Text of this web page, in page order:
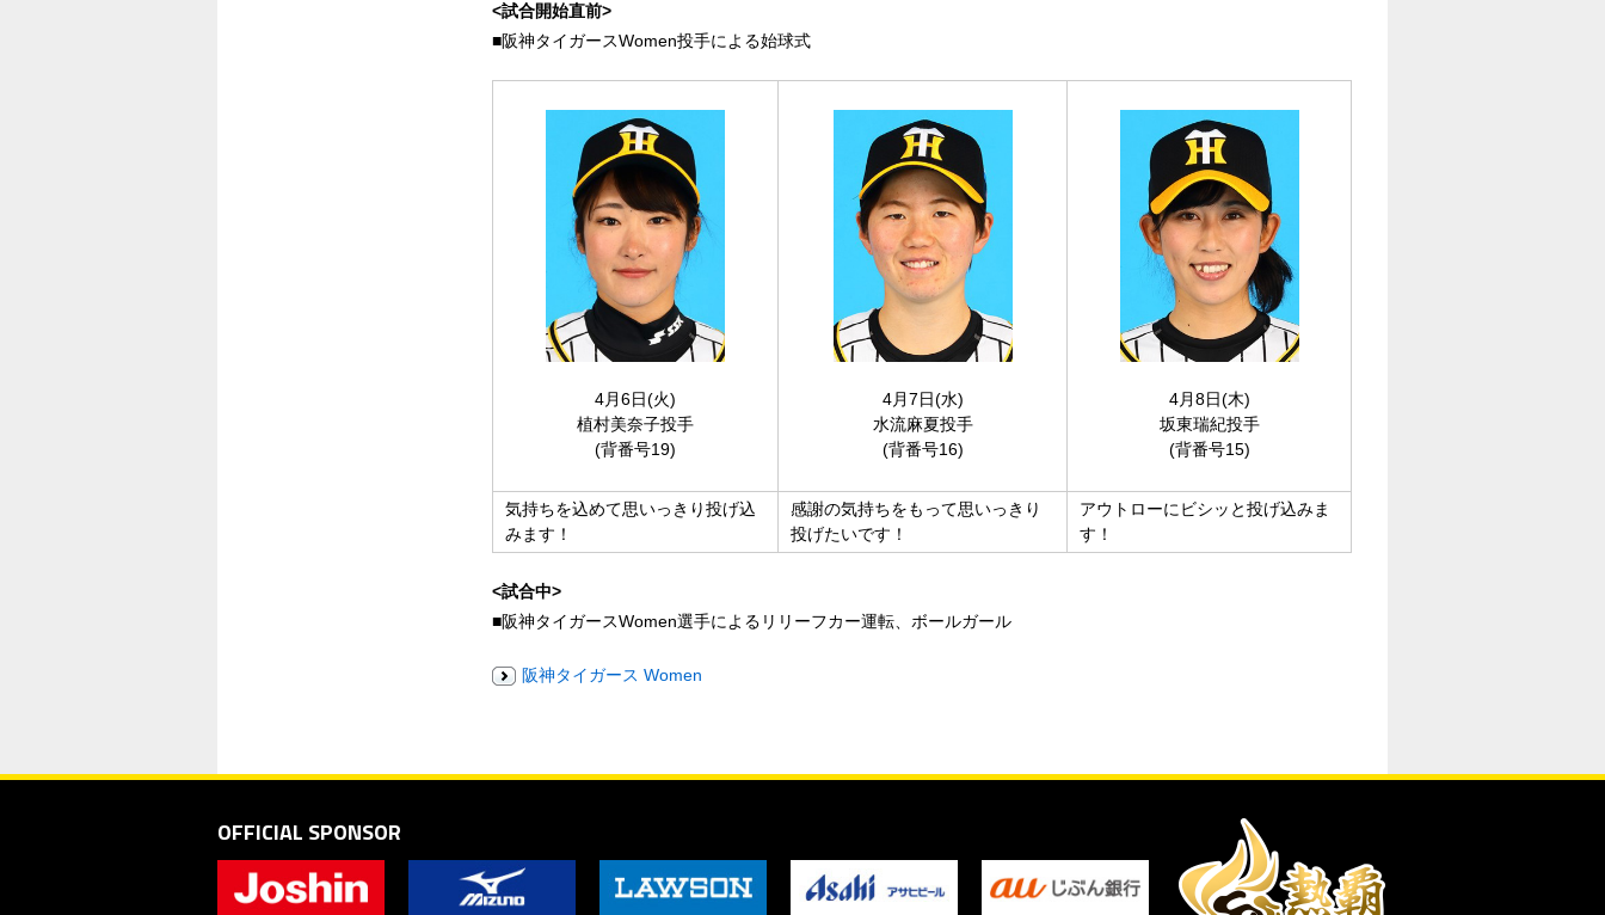
<試合開始直前>
■阪神タイガースWomen投手による始球式
4月6日(火)
植村美奈子投手
(背番号19)
4月7日(水)
水流麻夏投手
(背番号16)
4月8日(木)
坂東瑞紀投手
(背番号15)
気持ちを込めて思いっきり投げ込
みます！
感謝の気持ちをもって思いっきり
投げたいです！
アウトローにビシッと投げ込みま
す！
<試合中>
■阪神タイガースWomen選手によるリリーフカー運転、ボールガール
阪神タイガース Women
OFFICIAL SPONSOR